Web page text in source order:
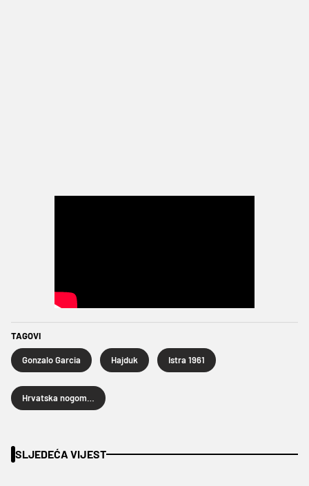
TAGOVI
Gonzalo Garcia Hajduk Istra 1961
SLJEDEĆA VIJEST